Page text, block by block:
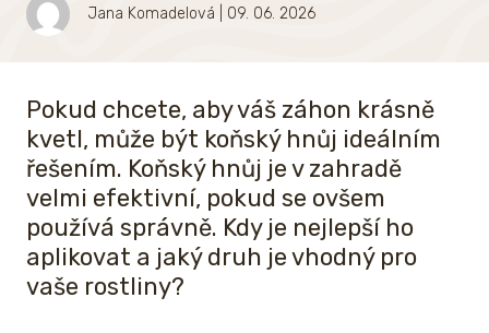
Jana Komadelová | 09. 06. 2026
Pokud chcete, aby váš záhon krásně
kvetl, může být koňský hnůj ideálním
řešením. Koňský hnůj je v zahradě
velmi efektivní, pokud se ovšem
používá správně. Kdy je nejlepší ho
aplikovat a jaký druh je vhodný pro
vaše rostliny?